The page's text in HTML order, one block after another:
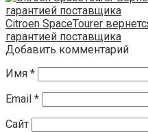
Citroen SpaceTourer
гарантией поставщика
Добавить комментарий
Имя *
Email *
Сайт